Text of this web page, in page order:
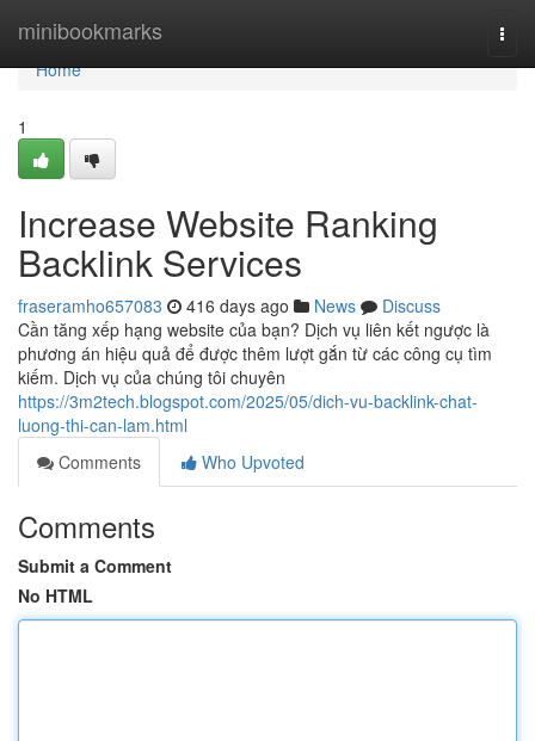
minibookmarks
Home
Home
1
Increase Website Ranking
Backlink Services
fraseramho657083 416 days ago News
Discuss
Cần tăng xếp hạng website của bạn? Dịch vụ liên kết ngược là
phương án hiệu quả để được thêm lượt gắn từ các công cụ tìm
kiếm. Dịch vụ của chúng tôi chuyên
https://3m2tech.blogspot.com/2025/05/dich-vu-backlink-chat-
luong-thi-can-lam.html
Comments
Who Upvoted
Comments
Submit a Comment
No HTML